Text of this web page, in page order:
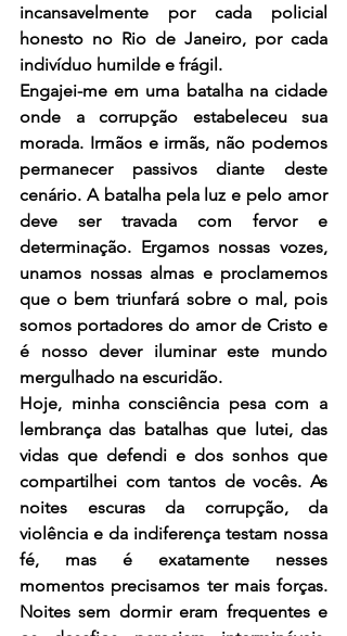
incansavelmente por cada policial
honesto no Rio de Janeiro, por cada
indivíduo humilde e frágil.
Engajei-me em uma batalha na cidade
onde a corrupção estabeleceu sua
morada. Irmãos e irmãs, não podemos
permanecer passivos diante deste
cenário. A batalha pela luz e pelo amor
deve ser travada com fervor e
determinação. Ergamos nossas vozes,
unamos nossas almas e proclamemos
que o bem triunfará sobre o mal, pois
somos portadores do amor de Cristo e
é nosso dever iluminar este mundo
mergulhado na escuridão.
Hoje, minha consciência pesa com a
lembrança das batalhas que lutei, das
vidas que defendi e dos sonhos que
compartilhei com tantos de vocês. As
noites escuras da corrupção, da
violência e da indiferença testam nossa
fé, mas é exatamente nesses
momentos precisamos ter mais forças.
Noites sem dormir eram frequentes e